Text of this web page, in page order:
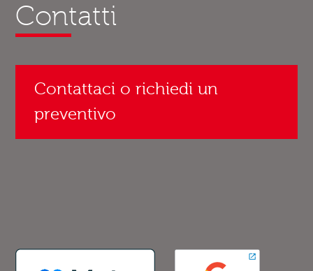
Contatti
Contattaci o richiedi un
preventivo